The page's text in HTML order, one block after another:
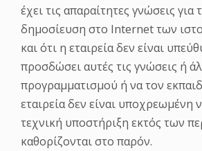
έχει τις απαραίτητες γνώσεις
δημοσίευση στο Internet των
και ότι η εταιρεία δεν είναι
προσδώσει αυτές τις γνώσεις ή
προγραμματισμού ή να τον
εταιρεία δεν είναι υποχρεωμένη
τεχνική υποστήριξη εκτός των
καθορίζονται στο παρόν.